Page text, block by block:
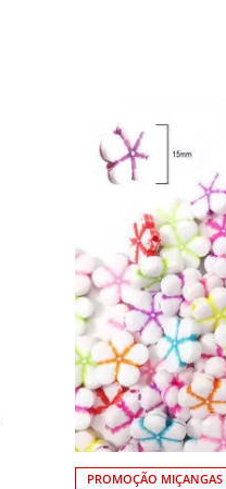
PROMOÇÃO